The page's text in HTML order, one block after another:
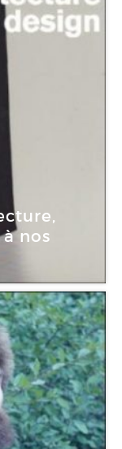
nos